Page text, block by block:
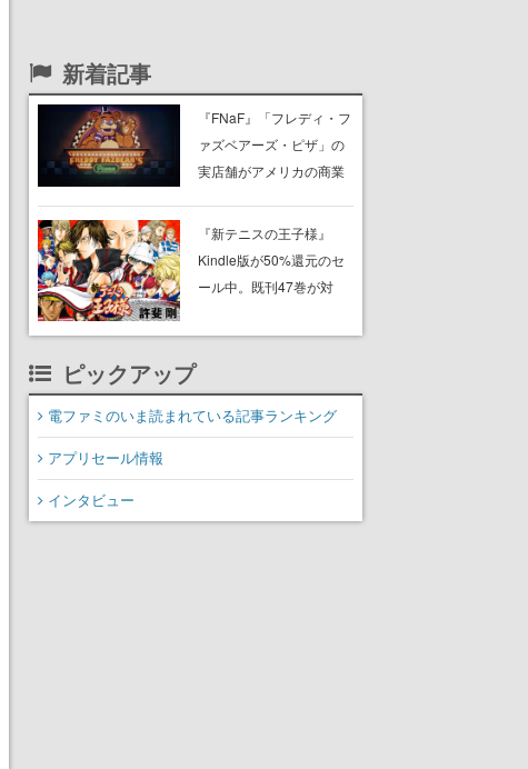
新着記事
『FNaF』「フレディ・フ
ァズベアーズ・ピザ」の
実店舗がアメリカの商業
に2027年オープン！
ScottGamesとの共同開
発、食事だけでなくステ
『新テニスの王子様』
Kindle版が50%還元のセ
ール中。既刊47巻が対
得にまとめ買いするチャ
ピックアップ
電ファミのいま読まれている記事ランキング
アプリセール情報
インタビュー